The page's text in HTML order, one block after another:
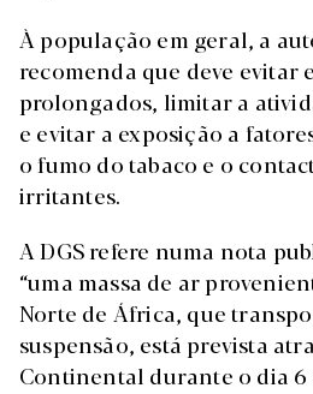
À população em geral, a
recomenda que deve evitar
prolongados, limitar a
e evitar a exposição a
o fumo do tabaco e o
irritantes.
A DGS refere numa nota
“uma massa de ar
Norte de África, que
suspensão, está prevista
Continental durante o dia 6